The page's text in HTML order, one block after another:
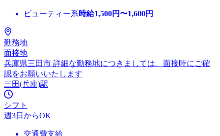
ビューティー系時給1,500円〜1,600円
勤務地
面接地
兵庫県三田市 詳細な勤務地につきましては、面接時にご確
認をお願いいたします
三田(兵庫)駅
シフト
週3日からOK
交通費支給